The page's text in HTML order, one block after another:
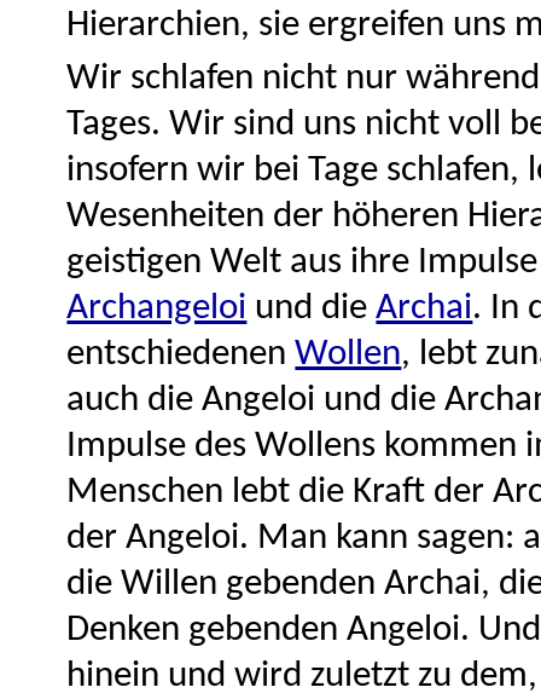
Hierarchien, sie ergreifen uns
Wir schlafen nicht nur
Tages. Wir sind uns nicht voll
insofern wir bei Tage schlafen,
Wesenheiten der höheren
geistigen Welt aus ihre
Archangeloi und dieArchai. In
entschiedenenWollen, lebt
auch die Angeloi und die
Impulse des Wollens
Menschen lebt die Kraft der
der Angeloi. Man kann sagen:
die Willen gebenden Archai,
Denken gebenden Angeloi.
hinein und wird zuletzt zu